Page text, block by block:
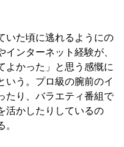
た頃に逃れるようにの
ンターネット経験が、
よかった」と思う感慨に
いう。プロ級の腕前のイ
たり、バラエティ番組で
活かしたりしているの